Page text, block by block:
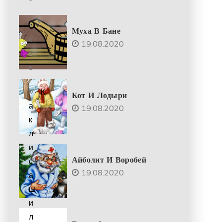
Муха В Бане
19.08.2020
Кот И Лодыри
19.08.2020
Айболит И Воробей
19.08.2020
.
2
0
2
5
К
а
к
л
и
с
а
ш
и
л